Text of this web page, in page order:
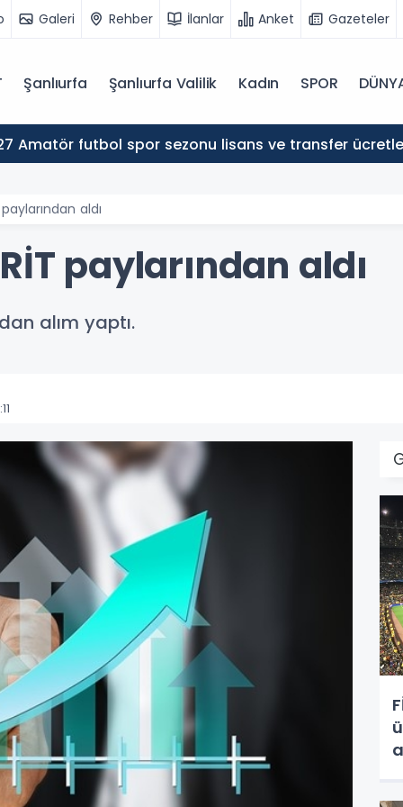
Galeri Rehber İlanlar Anket Gazeteler
Şanlıurfa Şanlıurfa Valilik Kadın SPOR
2026-2027 Amatör futbol spor sezonu lisans ve transfer
aldı
paylarından aldı
alım yaptı.